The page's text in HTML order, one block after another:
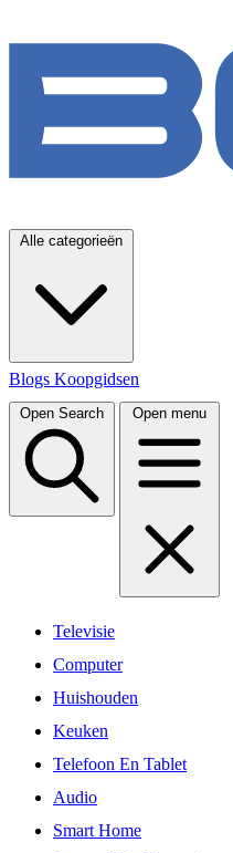
Alle categorieën
Blogs Koopgidsen
Open Search Open menu
Televisie
Computer
Huishouden
Keuken
Telefoon En Tablet
Audio
Smart Home